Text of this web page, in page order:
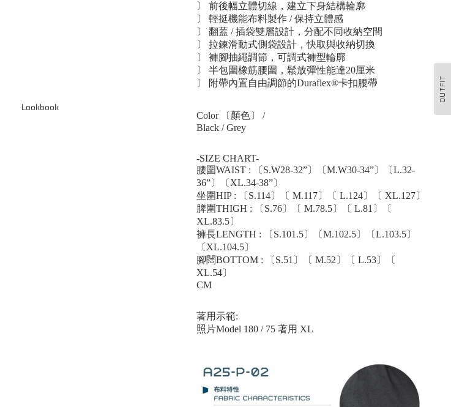
Lookbook
OUTFIT
〕 前後幅立體切線，建立下身結構輪廓
〕 輕挺機能布料製作 / 保持立體感
〕 翻蓋 / 插袋雙層設計，分配不同收納空間
〕 拉鍊滑動式側袋設計，快取與收納切換
〕 褲腳抽繩調節，可調式褲型輪廓
〕 半包圍橡筋腰圍，鬆放彈性能達20厘米
〕 附帶內置自由調節的Duraflex®卡扣腰帶
Color 〔顏色〕 /
Black / Grey
-SIZE CHART-
腰圍WAIST : 〔S.W28-32”〕〔M.W30-34”〕〔L.32-
36”〕〔XL.34-38”〕
坐圍HIP : 〔S.114〕〔 M.117〕〔 L.124〕〔 XL.127〕
脾圍THIGH : 〔S.76〕〔 M.78.5〕〔 L.81〕〔
XL.83.5〕
褲長LENGTH : 〔S.101.5〕〔M.102.5〕〔L.103.5〕
〔XL.104.5〕
腳闊BOTTOM : 〔S.51〕〔 M.52〕〔 L.53〕〔
XL.54〕
CM
著用示範:
照片Model 180 / 75 著用 XL